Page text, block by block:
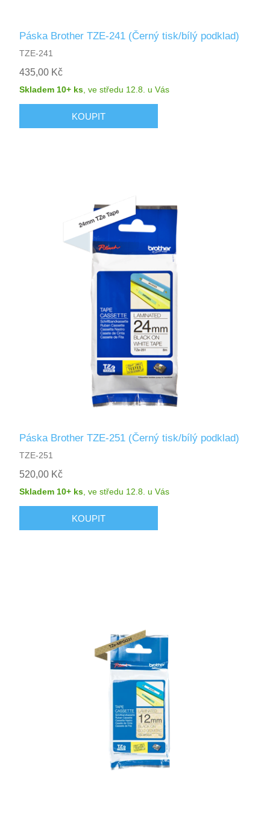
Páska Brother TZE-241 (Černý tisk/bílý podklad)
TZE-241
435,00 Kč
Skladem 10+ ks ,ve středu 12.8. u Vás
Páska Brother TZE-251 (Černý tisk/bílý podklad)
TZE-251
520,00 Kč
Skladem 10+ ks,ve středu 12.8. u Vás